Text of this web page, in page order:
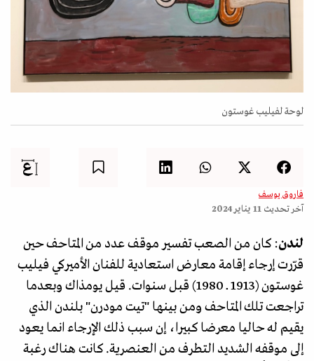
لوحة لفيليب غوستون
فاروق يوسف
آخر تحديث 11 يناير 2024
لندن: كان من الصعب تفسير موقف عدد من المتاحف حين
قرّرت إرجاء إقامة معارض استعادية للفنان الأميركي فيليب
غوستون (1913 ــ 1980) قبل سنوات. قيل يومذاك وبعدما
تراجعت تلك المتاحف ومن بينها "تيت مودرن" بلندن الذي
يقيم له حاليا معرضا كبيرا، إن سبب ذلك الإرجاء انما يعود
إلى موقفه الشديد التطرف من العنصرية. كانت هناك رغبة